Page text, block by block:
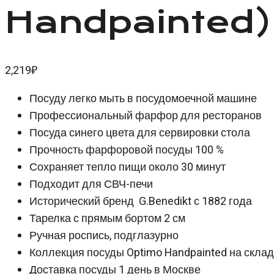
Handpainted)
2,219₽
Посуду легко мыть в посудомоечной машине
Профессиональный фарфор для ресторанов
Посуда синего цвета для сервировки стола
Прочность фарфоровой посуды 100 %
Сохраняет тепло пищи около 30 минут
Подходит для СВЧ-печи
Исторический бренд G.Benedikt с 1882 года
Тарелка с прямым бортом 2 см
Ручная роспись, подглазурно
Коллекция посуды Optimo Handpainted на
Доставка посуды 1 день в Москве